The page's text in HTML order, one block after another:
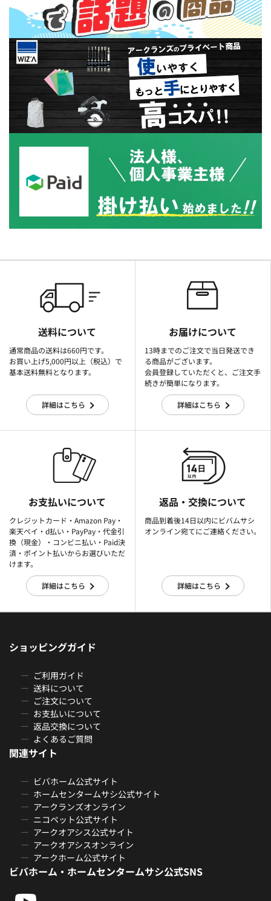
送料について
通常商品の送料は660円です。
お買い上げ5,000円以上（税込）で
基本送料無料となります。
詳細はこちら
お届けについて
13時までのご注文で当日発送でき
る商品がございます。
会員登録していただくと、ご注文手
続きが簡単になります。
詳細はこちら
お支払いについて
クレジットカード・Amazon Pay・
楽天ぺイ・d払い・PayPay・代金引
換（現金）・コンビニ払い・Paid決
済・ポイント払いからお選びいただ
けます。
詳細はこちら
返品・交換について
商品到着後14日以内にビバムサシ
オンライン宛てにご連絡ください。
詳細はこちら
ショッピングガイド
ご利用ガイド
送料について
ご注文について
お支払いについて
返品交換について
よくあるご質問
関連サイト
ビバホーム公式サイト
ホームセンタームサシ公式サイト
アークランズオンライン
ニコペット公式サイト
アークオアシス公式サイト
アークオアシスオンライン
アークホーム公式サイト
ビバホーム・ホームセンタームサシ公式SNS